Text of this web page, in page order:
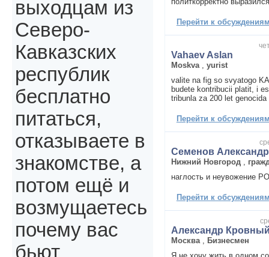
Перейти к
Vahaev Aslan
Moskva
yurist
valite na fig so svyatogo
budete kontribucii platit, i
tribunla za 200 let genocida
Перейти к
Семенов
Нижний Новгород
наглость и неувожение
Перейти к
Александр
Москва
Бизнесмен
выходцам из
Северо-
Кавказских
республик
бесплатно
питаться,
отказываете в
знакомстве, а
потом ещё и
возмущаетесь
почему вас
бьют